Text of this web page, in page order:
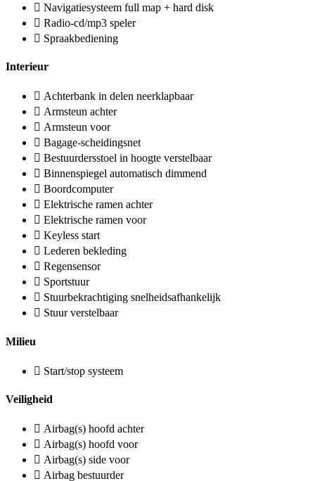
Navigatiesysteem full map + hard disk
Radio-cd/mp3 speler
Spraakbediening
Interieur
Achterbank in delen neerklapbaar
Armsteun achter
Armsteun voor
Bagage-scheidingsnet
Bestuurdersstoel in hoogte verstelbaar
Binnenspiegel automatisch dimmend
Boordcomputer
Elektrische ramen achter
Elektrische ramen voor
Keyless start
Lederen bekleding
Regensensor
Sportstuur
Stuurbekrachtiging snelheidsafhankelijk
Stuur verstelbaar
Milieu
Start/stop systeem
Veiligheid
Airbag(s) hoofd achter
Airbag(s) hoofd voor
Airbag(s) side voor
Airbag bestuurder